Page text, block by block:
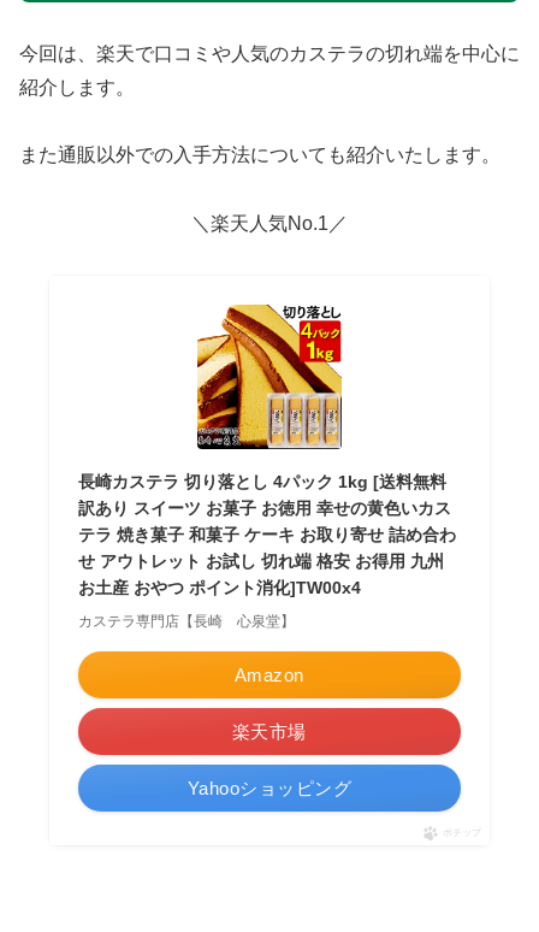
今回は、楽天で口コミや人気のカステラの切れ端を中心に
紹介します。
また通販以外での入手方法についても紹介いたします。
＼楽天人気No.1／
長崎カステラ 切り落とし 4パック 1kg [送料無料
訳あり スイーツ お菓子 お徳用 幸せの黄色いカス
テラ 焼き菓子 和菓子 ケーキ お取り寄せ 詰め合わ
せ アウトレット お試し 切れ端 格安 お得用 九州
お土産 おやつ ポイント消化]TW00x4
カステラ専門店【長崎 心泉堂】
Amazon
楽天市場
Yahooショッピング
ポチップ